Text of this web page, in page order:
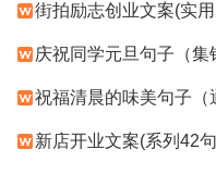
街拍励志创业文案(实
庆祝同学元旦句子（集
祝福清晨的味美句子（
新店开业文案(系列42